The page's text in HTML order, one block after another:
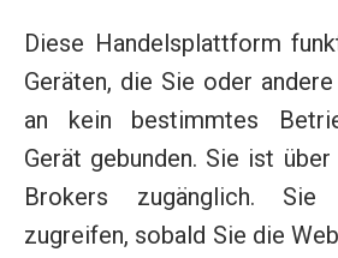
Diese Handelsplattform
Geräten, die Sie oder
an kein bestimmtes
Gerät gebunden. Sie ist
Brokers zugänglich. Sie
zugreifen, sobald Sie die